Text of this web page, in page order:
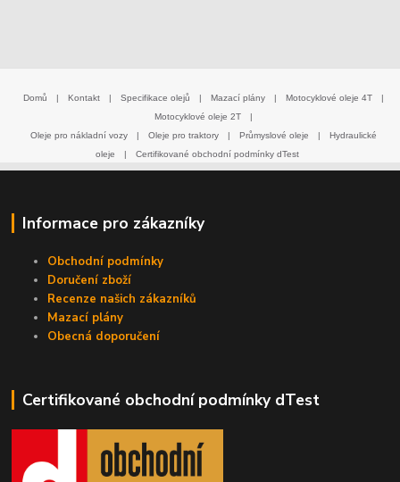
Domů | Kontakt | Specifikace olejů | Mazací plány | Motocyklové oleje 4T
|
Motocyklové oleje 2T
|
Oleje pro nákladní vozy
| Oleje pro traktory | Průmyslové oleje |
Hydraulické
oleje
| Certifikované obchodní podmínky dTest
Informace pro zákazníky
Obchodní podmínky
Doručení zboží
Recenze našich zákazníků
Mazací plány
Obecná doporučení
Certifikované obchodní podmínky dTest